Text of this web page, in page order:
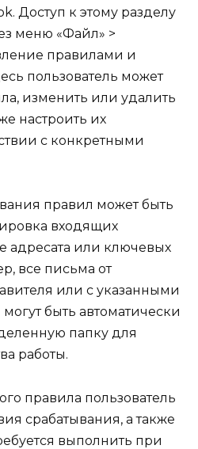
Доступ к этому разделу
меню «Файл» >
правилами и
пользователь может
изменить или удалить
настроить их
с конкретными
правил может быть
входящих
адресата или ключевых
все письма от
или с указанными
быть автоматически
папку для
работы.
правила пользователь
срабатывания, а также
выполнить при